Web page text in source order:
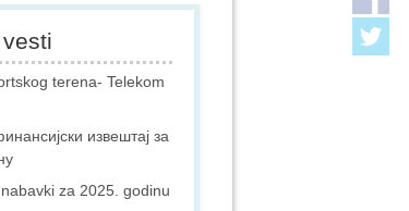
terena- Telekom
извештај за
za 2025. godinu